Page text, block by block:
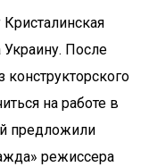
Украину. После
на работе в
предложили
режиссера